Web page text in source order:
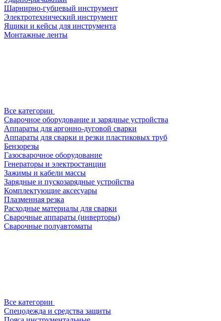
Шарнирно-губцевый инструмент
Электротехнический инструмент
Ящики и кейсы для инструмента
Монтажные ленты
Все категории
Сварочное оборудование и зарядные устройства
Аппараты для аргонно-дуговой сварки
Аппараты для сварки и резки пластиковых труб
Бензорезы
Газосварочное оборудование
Генераторы и электростанции
Зажимы и кабели массы
Зарядные и пускозарядные устройства
Комплектующие аксесуары
Плазменная резка
Расходные материалы для сварки
Сварочные аппараты (инверторы)
Сварочные полуавтоматы
Все категории
Спецодежда и средства защиты